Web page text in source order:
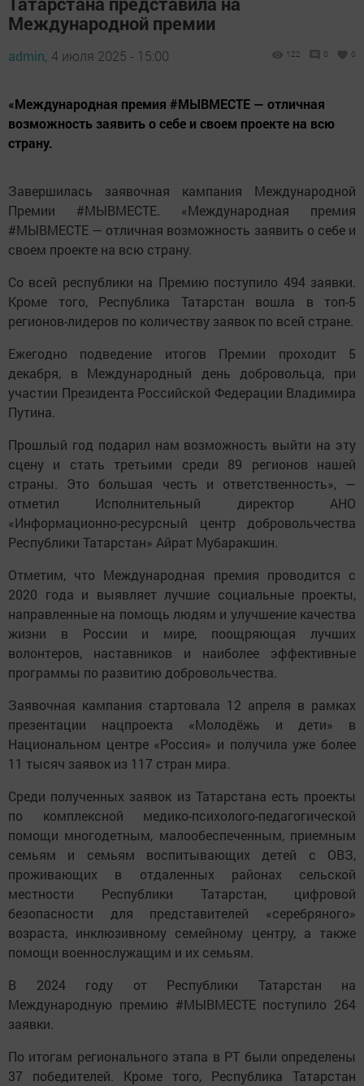
Международной премии
admin, 4 июля 2025 - 15:00 122 0 0
«Международная премия #МЫВМЕСТЕ — отличная
возможность заявить о себе и своем проекте на всю
страну.
Завершилась заявочная кампания Международной
Премии #МЫВМЕСТЕ. «Международная премия
#МЫВМЕСТЕ — отличная возможность заявить о себе и
своем проекте на всю страну.
Со всей республики на Премию поступило 494 заявки.
Кроме того, Республика Татарстан вошла в топ-5
регионов-лидеров по количеству заявок по всей стране.
Ежегодно подведение итогов Премии проходит 5
декабря, в Международный день добровольца, при
участии Президента Российской Федерации Владимира
Путина.
Прошлый год подарил нам возможность выйти на эту
сцену и стать третьими среди 89 регионов нашей
страны. Это большая честь и ответственность», —
отметил Исполнительный директор АНО
«Информационно-ресурсный центр добровольчества
Республики Татарстан» Айрат Мубаракшин.
Отметим, что Международная премия проводится с
2020 года и выявляет лучшие социальные проекты,
направленные на помощь людям и улучшение качества
жизни в России и мире, поощряющая лучших
волонтеров, наставников и наиболее эффективные
программы по развитию добровольчества.
Заявочная кампания стартовала 12 апреля в рамках
презентации нацпроекта «Молодёжь и дети» в
Национальном центре «Россия» и получила уже более
11 тысяч заявок из 117 стран мира.
Среди полученных заявок из Татарстана есть проекты
по комплексной медико-психолого-педагогической
помощи многодетным, малообеспеченным, приемным
семьям и семьям воспитывающих детей с ОВЗ,
проживающих в отдаленных районах сельской
местности Республики Татарстан, цифровой
безопасности для представителей «серебряного»
возраста, инклюзивному семейному центру, а также
помощи военнослужащим и их семьям.
В 2024 году от Республики Татарстан на
Международную премию #МЫВМЕСТЕ поступило 264
заявки.
По итогам регионального этапа в РТ были определены
37 победителей. Кроме того, Республика Татарстан